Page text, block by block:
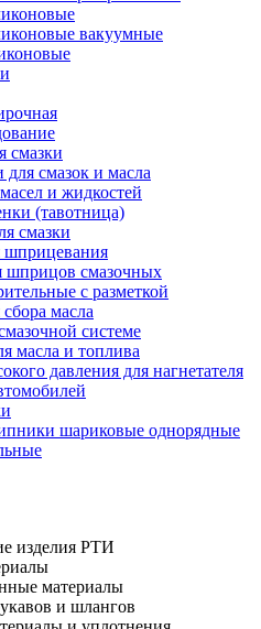
вакуумные
смазки
для смазок и масла
и жидкостей
(тавотница)
смазки
шприцов смазочных
с разметкой
масла
системе
масла и топлива
давления для нагнетателя
шариковые однорядные
изделия РТИ
материалы
и шлангов